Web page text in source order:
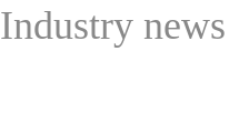
Industry news